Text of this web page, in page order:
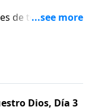
de toda la
de Su pueblo.
en este
Dios, Día 3